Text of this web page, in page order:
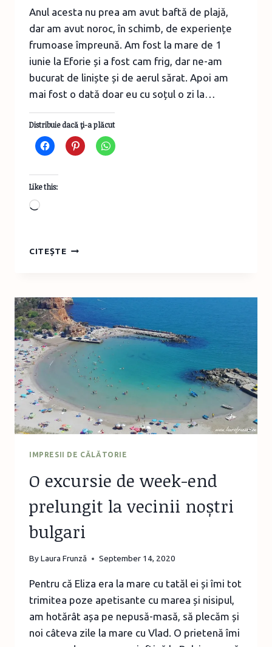
Anul acesta nu prea am avut baftă de plajă,
dar am avut noroc, în schimb, de experiențe
frumoase împreună. Am fost la mare de 1
iunie la Eforie și a fost cam frig, dar ne-am
bucurat de liniște și de aerul sărat. Apoi am
mai fost o dată doar eu cu soțul o zi la…
Distribuie dacă ţi-a plăcut
Like this:
Loading…
CITEȘTE20
VARNA
CA
DESTINAȚIE
DE
VACANȚĂ
ESTIVALĂ
IMPRESII DE CĂLĂTORIE
O excursie de week-end
prelungit la vecinii noștri
bulgari
ByLaura Frunză September 14, 2020
Pentru că Eliza era la mare cu tatăl ei și îmi tot
trimitea poze apetisante cu marea și nisipul,
am hotărât așa pe nepusă-masă, să plecăm și
noi câteva zile la mare cu Vlad. O prietenă îmi